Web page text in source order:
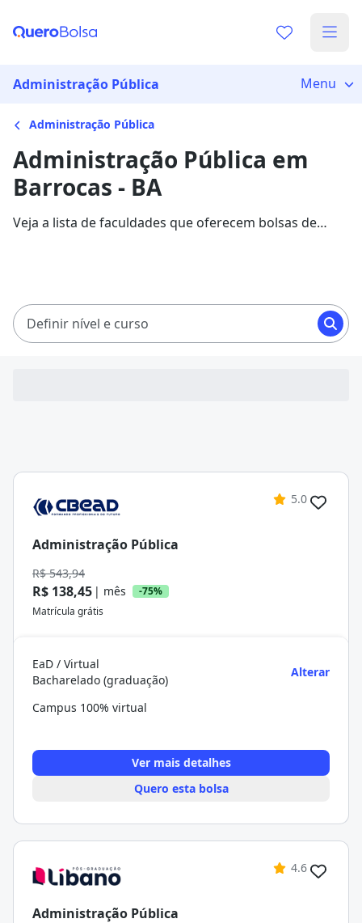
Administração Pública Menu
Administração Pública
Administração Pública em
Barrocas - BA
Veja a lista de faculdades que oferecem bolsas de
Definir nível e curso
5.0
Administração Pública
R$ 543,94
R$ 138,45 | mês
-75%
Matrícula grátis
EaD / Virtual
Bacharelado (graduação)
Alterar
Campus 100% virtual
Ver mais detalhes
Quero esta bolsa
4.6
Administração Pública